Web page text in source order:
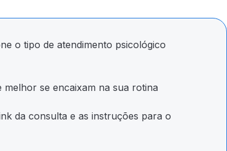
o tipo de atendimento psicológico
se encaixam na sua rotina
da consulta e as instruções para o